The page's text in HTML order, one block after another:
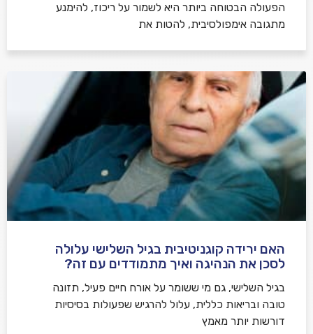
הפעולה הבטוחה ביותר היא לשמור על ריכוז, להימנע
מתגובה אימפולסיבית, להטות את
האם ירידה קוגניטיבית בגיל השלישי עלולה
לסכן את הנהיגה ואיך מתמודדים עם זה?
בגיל השלישי, גם מי ששומר על אורח חיים פעיל, תזונה
טובה ובריאות כללית, עלול להרגיש שפעולות בסיסיות
דורשות יותר מאמץ